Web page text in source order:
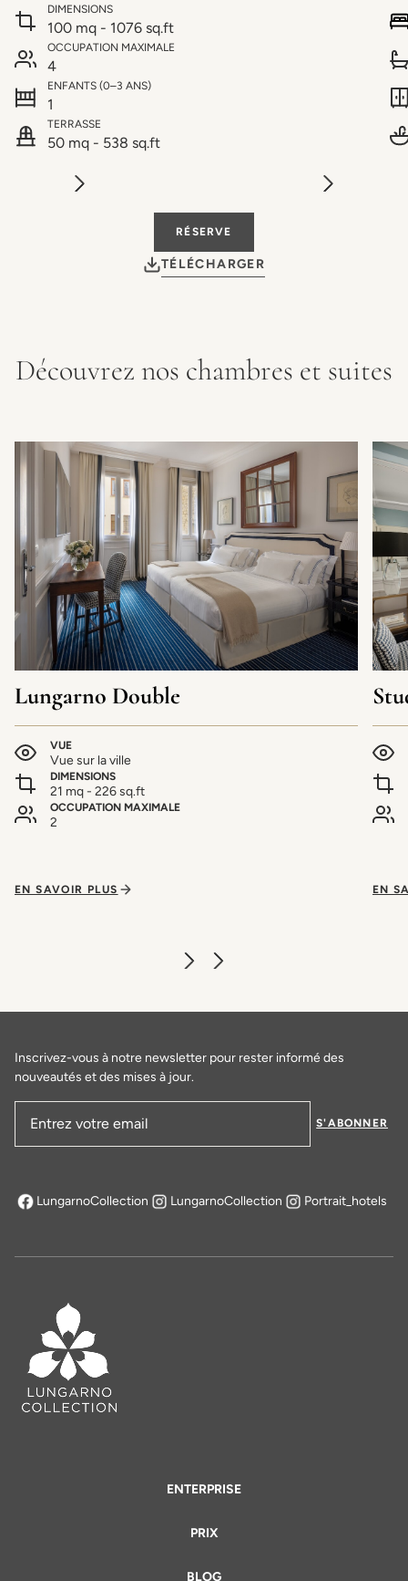
DIMENSIONS
100 mq - 1076 sq.ft
OCCUPATION MAXIMALE
4
ENFANTS (0–3 ANS)
1
TERRASSE
50 mq - 538 sq.ft
RÉSERVE
TÉLÉCHARGER
Découvrez nos chambres et suites
Lungarno Double
VUE
Vue sur la ville
DIMENSIONS
21 mq - 226 sq.ft
OCCUPATION MAXIMALE
2
EN SAVOIR PLUS EN
ENTERPRISE
PRIX
BLOG
Inscrivez-vous à notre newsletter pour rester informé des
nouveautés et des mises à jour.
S'ABONNER
LungarnoCollection
s'ouvre dans un nouvel onglet
LungarnoCollection Portrait_hotels